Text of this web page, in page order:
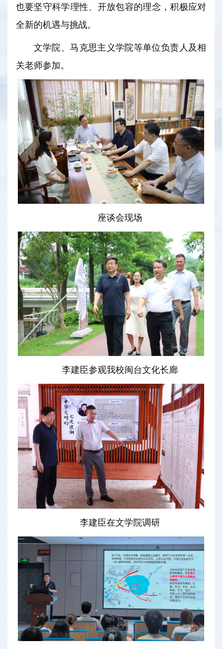
也要坚守科学理性、开放包容的理念，积极应对
全新的机遇与挑战。
文学院、马克思主义学院等单位负责人及相
关老师参加。
座谈会现场
李建臣参观我校闽台文化长廊
李建臣在文学院调研